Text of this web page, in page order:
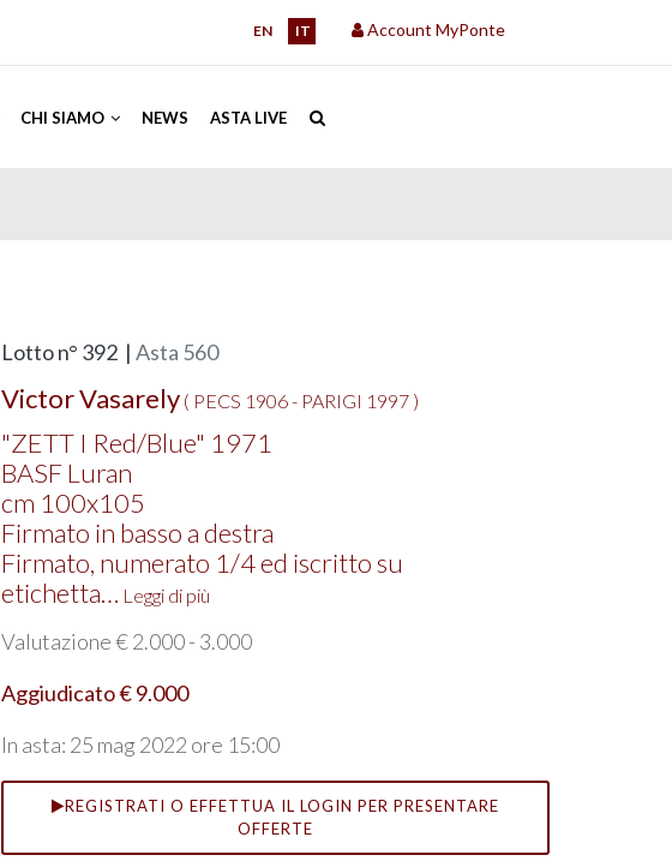
EN IT Account MyPonte
CHI SIAMO NEWS ASTA LIVE
Lotto n° 392 | Asta 560
Victor Vasarely( PECS 1906 - PARIGI 1997 )
"ZETT I Red/Blue" 1971
BASF Luran
cm 100x105
Firmato in basso a destra
Firmato, numerato 1/4 ed iscritto su
etichetta… Leggi di più
Valutazione € 2.000 - 3.000
Aggiudicato € 9.000
In asta: 25 mag 2022 ore 15:00
REGISTRATI O EFFETTUA IL LOGIN PER PRESENTARE
OFFERTE